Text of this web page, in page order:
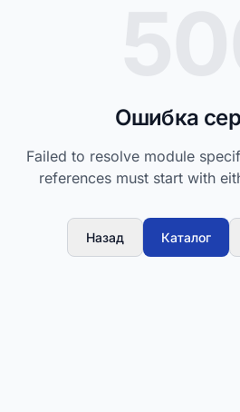
Ошибка
Failed to resolve module
references must start with
Назад Каталог